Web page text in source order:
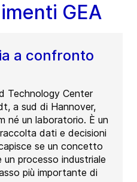
GEA
a confronto
Technology Center
a sud di Hannover,
né un laboratorio. È un
dati e decisioni
se un concetto
processo industriale
più importante di